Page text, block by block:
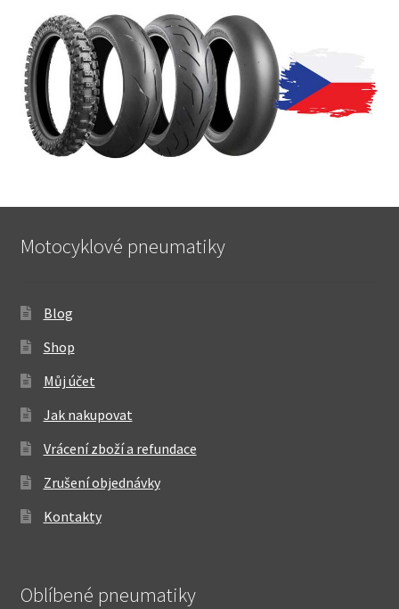
Motocyklové pneumatiky
Blog
Shop
Můj účet
Jak nakupovat
Vrácení zboží a refundace
Zrušení objednávky
Kontakty
Oblíbené pneumatiky